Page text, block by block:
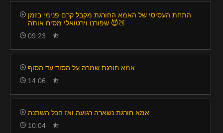
התחת העסיסי של האמא החורגת מקבל קרם פנימי בזמן
שפורנו וירטואלי מסיח אותה 😈🍑
09:23
אמא חורגת שמרה על הסוד עד הסוף
14:06
אמא חורגת נשארה רגועה ואז הכל השתנה
10:04